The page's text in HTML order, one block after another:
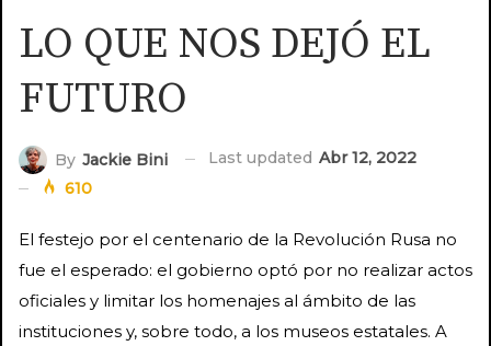
LO QUE NOS DEJÓ EL
FUTURO
By Jackie Bini Last updated Abr 12, 2022
610
El festejo por el centenario de la Revolución Rusa no
fue el esperado: el gobierno optó por no realizar actos
oficiales y limitar los homenajes al ámbito de las
instituciones y, sobre todo, a los museos estatales. A